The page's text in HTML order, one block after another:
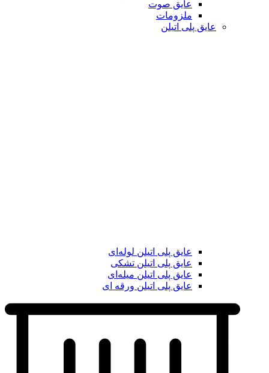
عایق صوت
ملزومات
عایق پلی اتیلن
عایق پلی اتیلن لوله‌ای
عایق پلی اتیلن تشکی
عایق پلی اتیلن میله‌ای
عایق پلی اتیلن ورقه ای